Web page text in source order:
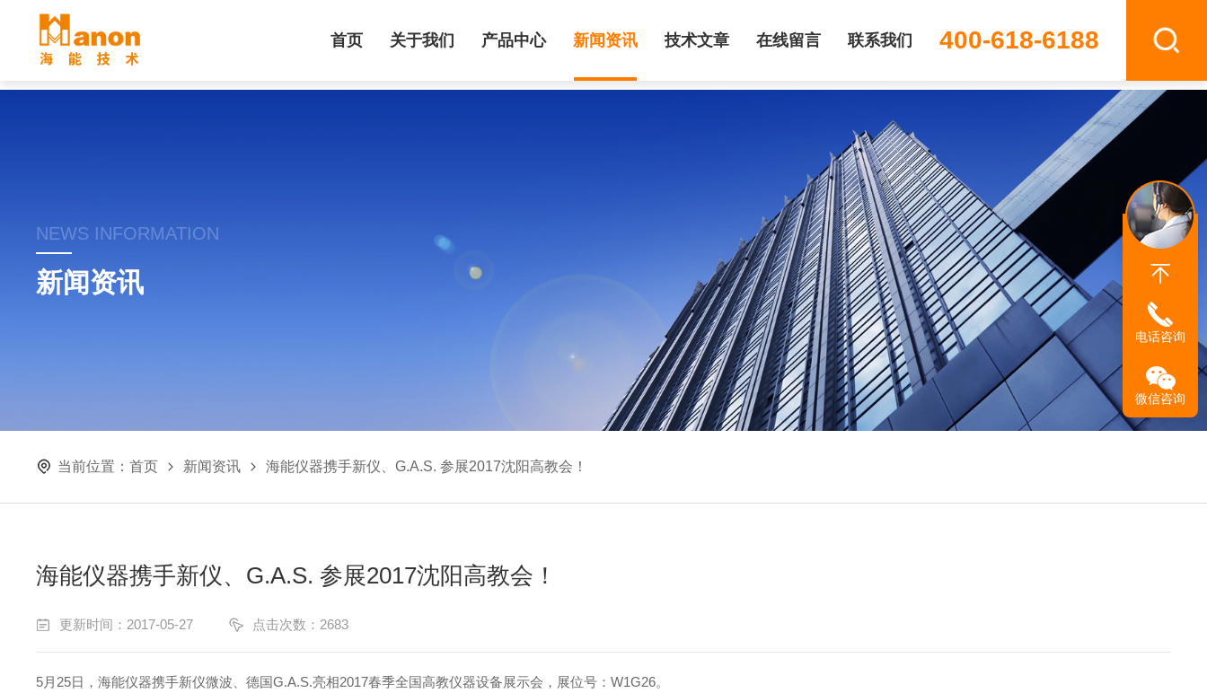
400-618-6188
首页 关于我们 产品中心 新闻资讯 技术文章 在线留言 联系我们
NEWS INFORMATION
新闻资讯
当前位置： 首页 新闻资讯 海能仪器携手新仪、G.A.S. 参展2017沈阳高教会！
海能仪器携手新仪、G.A.S. 参展2017沈阳高教会！
更新时间：2017-05-27 点击次数：2683
5月25日，海能仪器携手新仪微波、德国G.A.S.亮相2017春季全国高教仪器设备展示会，展位号：W1G26。
电话咨询
微信咨询